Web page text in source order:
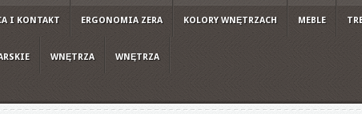
I KONTAKT ERGONOMIA ZERA KOLORY WNĘTRZACH MEBLE
WNĘTRZA WNĘTRZA